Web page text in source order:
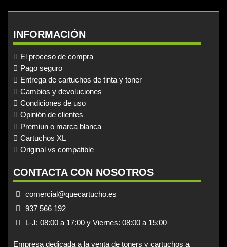
INFORMACIÓN
El proceso de compra
Pago seguro
Entrega de cartuchos de tinta y toner
Cambios y devoluciones
Condiciones de uso
Opinión de clientes
Premiun o marca blanca
Cartuchos XL
Original vs compatible
CONTACTA CON NOSOTROS
comercial@quecartucho.es
937 566 192
L-J: 08:00 a 17:00 y Viernes: 08:00 a 15:00
Empresa dedicada a la venta de toners y cartuchos a